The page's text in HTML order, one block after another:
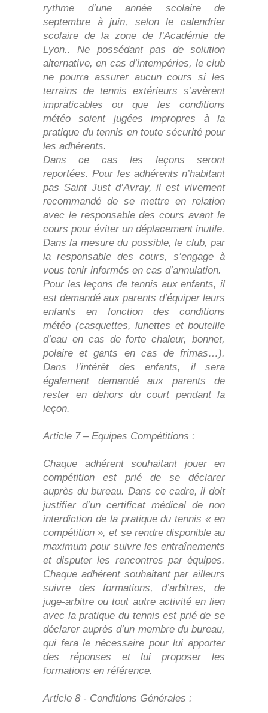
rythme d’une année scolaire de
septembre à juin, selon le calendrier
scolaire de la zone de l’Académie de
Lyon.. Ne possédant pas de solution
alternative, en cas d’intempéries, le club
ne pourra assurer aucun cours si les
terrains de tennis extérieurs s’avèrent
impraticables ou que les conditions
météo soient jugées impropres à la
pratique du tennis en toute sécurité pour
les adhérents.
Dans ce cas les leçons seront
reportées. Pour les adhérents n’habitant
pas Saint Just d’Avray, il est vivement
recommandé de se mettre en relation
avec le responsable des cours avant le
cours pour éviter un déplacement inutile.
Dans la mesure du possible, le club, par
la responsable des cours, s’engage à
vous tenir informés en cas d’annulation.
Pour les leçons de tennis aux enfants, il
est demandé aux parents d’équiper leurs
enfants en fonction des conditions
météo (casquettes, lunettes et bouteille
d’eau en cas de forte chaleur, bonnet,
polaire et gants en cas de frimas…).
Dans l’intérêt des enfants, il sera
également demandé aux parents de
rester en dehors du court pendant la
leçon.
Article 7 – Equipes Compétitions :
Chaque adhérent souhaitant jouer en
compétition est prié de se déclarer
auprès du bureau. Dans ce cadre, il doit
justifier d’un certificat médical de non
interdiction de la pratique du tennis « en
compétition », et se rendre disponible au
maximum pour suivre les entraînements
et disputer les rencontres par équipes.
Chaque adhérent souhaitant par ailleurs
suivre des formations, d’arbitres, de
juge-arbitre ou tout autre activité en lien
avec la pratique du tennis est prié de se
déclarer auprès d’un membre du bureau,
qui fera le nécessaire pour lui apporter
des réponses et lui proposer les
formations en référence.
Article 8 - Conditions Générales :